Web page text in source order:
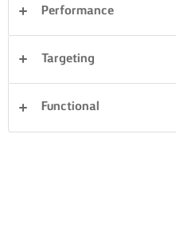
Performance
Targeting
Functional